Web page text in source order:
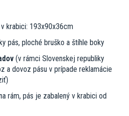
krabici: 193x90x36cm
pás, ploché bruško a štíhle boky
(v rámci Slovenskej republiky
a dovoz pásu v prípade reklamácie
rám, pás je zabalený v krabici od